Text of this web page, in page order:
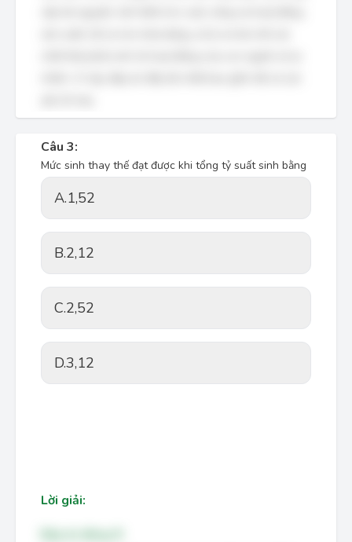
Câu 3:
Mức sinh thay thế đạt được khi tổng tỷ suất sinh bằng
A.1,52
B.2,12
C.2,52
D.3,12
Lời giải: